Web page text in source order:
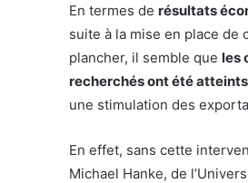
En termes de résultats
suite à la mise en place de
plancher, il semble que les
recherchés ont été atteints
une stimulation des
En effet, sans cette
Michael Hanke, de